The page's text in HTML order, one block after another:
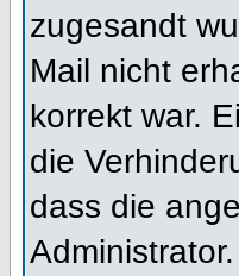
zugesandt
Mail nicht
korrekt war.
die
dass die
Administrator.